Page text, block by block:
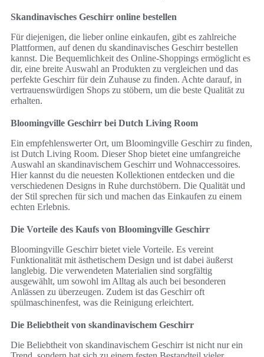
Skandinavisches Geschirr online bestellen
Für diejenigen, die lieber online einkaufen, gibt es zahlreiche
Plattformen, auf denen du skandinavisches Geschirr bestellen
kannst. Die Bequemlichkeit des Online-Shoppings ermöglicht es
dir, eine breite Auswahl an Produkten zu vergleichen und das
perfekte Geschirr für dein Zuhause zu finden. Achte darauf, in
vertrauenswürdigen Shops zu stöbern, um die beste Qualität zu
erhalten.
Bloomingville Geschirr bei Dutch Living Room
Ein empfehlenswerter Ort, um Bloomingville Geschirr zu finden,
ist Dutch Living Room. Dieser Shop bietet eine umfangreiche
Auswahl an skandinavischem Geschirr und Wohnaccessoires.
Hier kannst du die neuesten Kollektionen entdecken und die
verschiedenen Designs in Ruhe durchstöbern. Die Qualität und
der Stil sprechen für sich und machen das Einkaufen zu einem
echten Erlebnis.
Die Vorteile des Kaufs von Bloomingville Geschirr
Bloomingville Geschirr bietet viele Vorteile. Es vereint
Funktionalität mit ästhetischem Design und ist dabei äußerst
langlebig. Die verwendeten Materialien sind sorgfältig
ausgewählt, um sowohl im Alltag als auch bei besonderen
Anlässen zu überzeugen. Zudem ist das Geschirr oft
spülmaschinenfest, was die Reinigung erleichtert.
Die Beliebtheit von skandinavischem Geschirr
Die Beliebtheit von skandinavischem Geschirr ist nicht nur ein